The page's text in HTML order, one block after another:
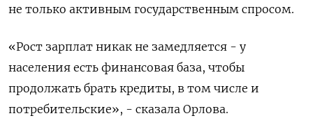
не только активным государственным спросом.
«Рост зарплат никак не замедляется - у
населения есть финансовая база, чтобы
продолжать брать кредиты, в том числе и
потребительские», - сказала Орлова.